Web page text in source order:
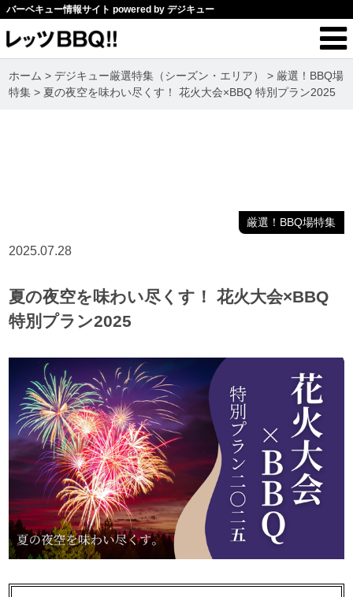
バーベキュー情報サイト powered by デジキュー
ホーム >デジキュー厳選特集（シーズン・エリア） > 厳選！BBQ場
特集 > 夏の夜空を味わい尽くす！ 花火大会×BBQ 特別プラン2025
2025.07.28
厳選！BBQ場特集
夏の夜空を味わい尽くす！ 花火大会×BBQ
特別プラン2025